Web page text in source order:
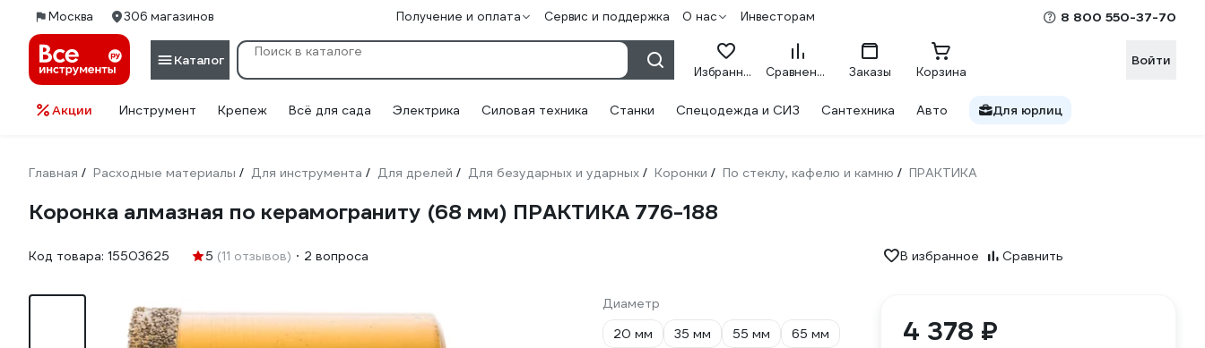
Москва 306 магазинов Получение и оплата Сервис и поддержка О нас Инвесторам 8 800 550-37-70
Каталог
Избранное Сравнение Заказы Корзина
Войти
Акции Инструмент Крепеж Всё для сада Электрика Силовая техника Станки Спецодежда и СИЗ Сантехника Авто Для юрлиц
Главная / Расходные материалы / Для инструмента / Для дрелей / Для безударных и ударных / Коронки / По стеклу, кафелю и камню / ПРАКТИКА
Коронка алмазная по керамограниту (68 мм) ПРАКТИКА 776-188
Код товара: 15503625 5 (11 отзывов) 2 вопроса В избранное Сравнить
Диаметр
20 мм
35 мм 55 мм
65 мм
4 378 ₽